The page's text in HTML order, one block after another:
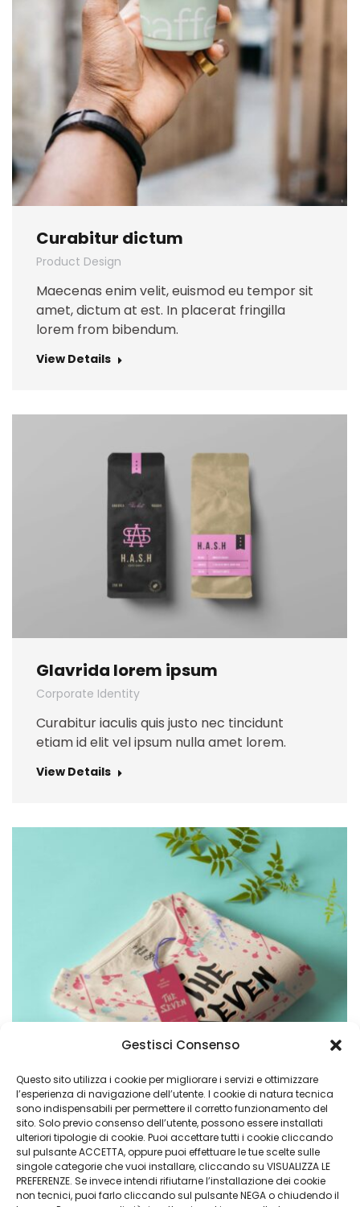
Gestisci Consenso
Questo sito utilizza i cookie per migliorare i servizi e ottimizzare
l’esperienza di navigazione dell’utente. I cookie di natura tecnica
sono indispensabili per permettere il corretto funzionamento del
sito. Solo previo consenso dell’utente, possono essere installati
ulteriori tipologie di cookie. Puoi accettare tutti i cookie cliccando
sul pulsante ACCETTA, oppure puoi effettuare le tue scelte sulle
singole categorie che vuoi installare, cliccando su VISUALIZZA LE
PREFERENZE. Se invece intendi rifiutarne l’installazione dei cookie
non tecnici, puoi farlo cliccando sul pulsante NEGA o chiudendo il
Curabitur dictum
Product Design
Maecenas enim velit, euismod eu tempor sit
amet, dictum at est. In placerat fringilla
lorem from bibendum.
View Details
Glavrida lorem ipsum
Corporate Identity
Curabitur iaculis quis justo nec tincidunt
etiam id elit vel ipsum nulla amet lorem.
View Details
Tellus elit gravida